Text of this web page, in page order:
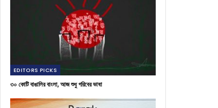
EDITORS PICKS
৩০ কোটি বাঙালির বাংলা, আজ শুধু গরিবের ভাষা